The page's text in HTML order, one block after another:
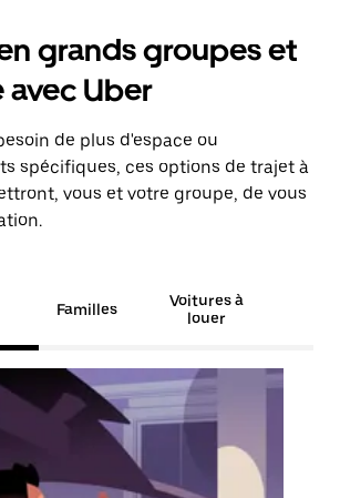
grands groupes et
avec Uber
de plus d'espace ou
spécifiques, ces options de trajet à
vous et votre groupe, de vous
Familles
Voitures à
louer